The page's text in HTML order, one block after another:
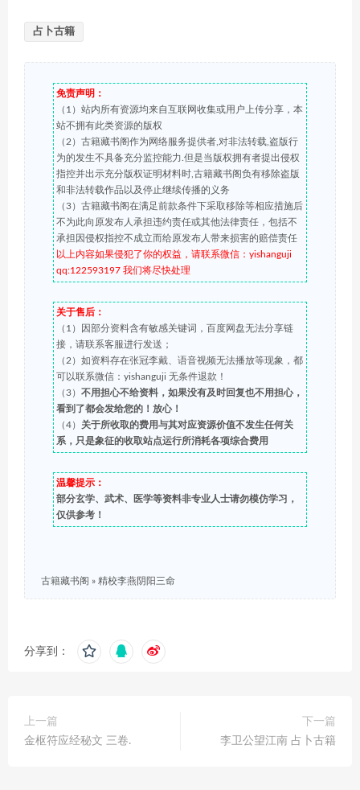
占卜古籍
免责声明：
（1）站内所有资源均来自互联网收集或用户上传分享，本
站不拥有此类资源的版权
（2）古籍藏书阁作为网络服务提供者,对非法转载,盗版行
为的发生不具备充分监控能力.但是当版权拥有者提出侵权
指控并出示充分版权证明材料时,古籍藏书阁负有移除盗版
和非法转载作品以及停止继续传播的义务
（3）古籍藏书阁在满足前款条件下采取移除等相应措施后
不为此向原发布人承担违约责任或其他法律责任，包括不
承担因侵权指控不成立而给原发布人带来损害的赔偿责任
以上内容如果侵犯了你的权益，请联系微信：yishanguji
qq:122593197 我们将尽快处理
关于售后：
（1）因部分资料含有敏感关键词，百度网盘无法分享链
接，请联系客服进行发送；
（2）如资料存在张冠李戴、语音视频无法播放等现象，都
可以联系微信：yishanguji 无条件退款！
（3） 不用担心不给资料，如果没有及时回复也不用担心，
看到了都会发给您的！放心！
（4） 关于所收取的费用与其对应资源价值不发生任何关
系，只是象征的收取站点运行所消耗各项综合费用
温馨提示：
部分玄学、武术、医学等资料非专业人士请勿模仿学习，
仅供参考！
古籍藏书阁 » 精校李燕阴阳三命
分享到：
上一篇
金枢符应经秘文 三卷.
下一篇
李卫公望江南 占卜古籍